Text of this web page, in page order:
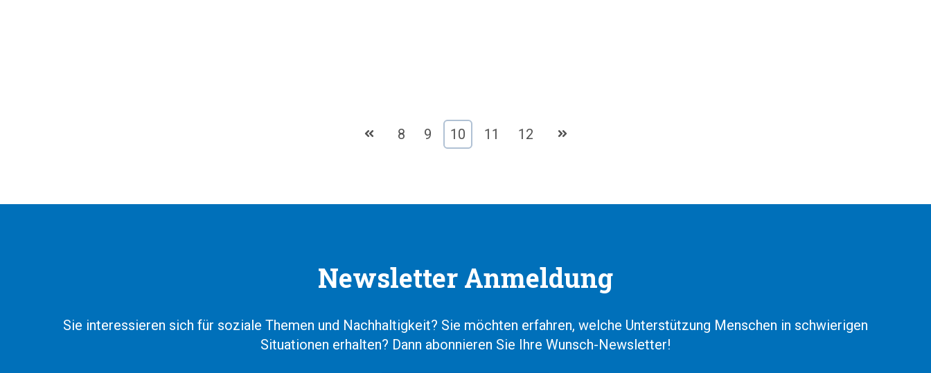
8 9 10 11 12
Newsletter Anmeldung
Sie interessieren sich für soziale Themen und Nachhaltigkeit? Sie möchten erfahren, welche Unterstützung Menschen in schwierigen
Situationen erhalten? Dann abonnieren Sie Ihre Wunsch-Newsletter!